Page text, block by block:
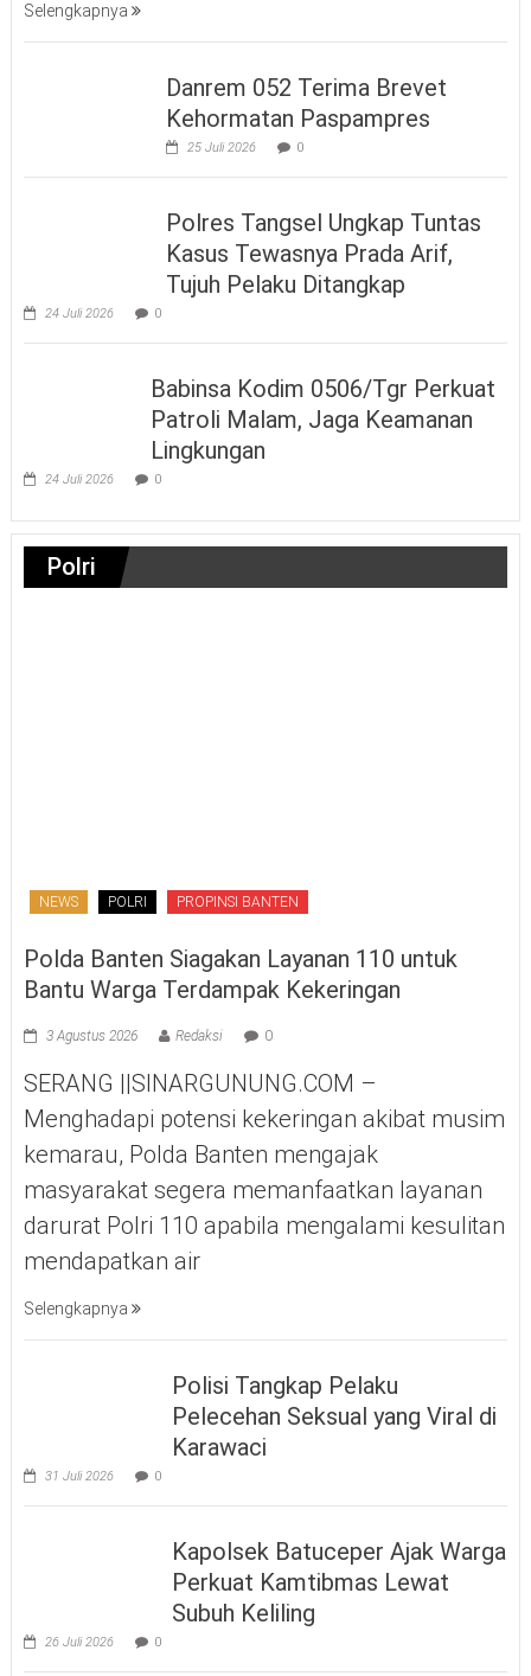
Selengkapnya
Danrem 052 Terima Brevet
Kehormatan Paspampres
25 Juli 2026 0
Polres Tangsel Ungkap Tuntas
Kasus Tewasnya Prada Arif,
Tujuh Pelaku Ditangkap
24 Juli 2026 0
Babinsa Kodim 0506/Tgr Perkuat
Patroli Malam, Jaga Keamanan
Lingkungan
24 Juli 2026 0
Polri
NEWS POLRI PROPINSI BANTEN
Polda Banten Siagakan Layanan 110 untuk
Bantu Warga Terdampak Kekeringan
3 Agustus 2026 Redaksi 0
SERANG ||SINARGUNUNG.COM –
Menghadapi potensi kekeringan akibat musim
kemarau, Polda Banten mengajak
masyarakat segera memanfaatkan layanan
darurat Polri 110 apabila mengalami kesulitan
mendapatkan air
Selengkapnya
Polisi Tangkap Pelaku
Pelecehan Seksual yang Viral di
Karawaci
31 Juli 2026 0
Kapolsek Batuceper Ajak Warga
Perkuat Kamtibmas Lewat
Subuh Keliling
26 Juli 2026 0